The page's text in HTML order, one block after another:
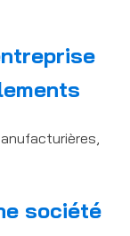
société